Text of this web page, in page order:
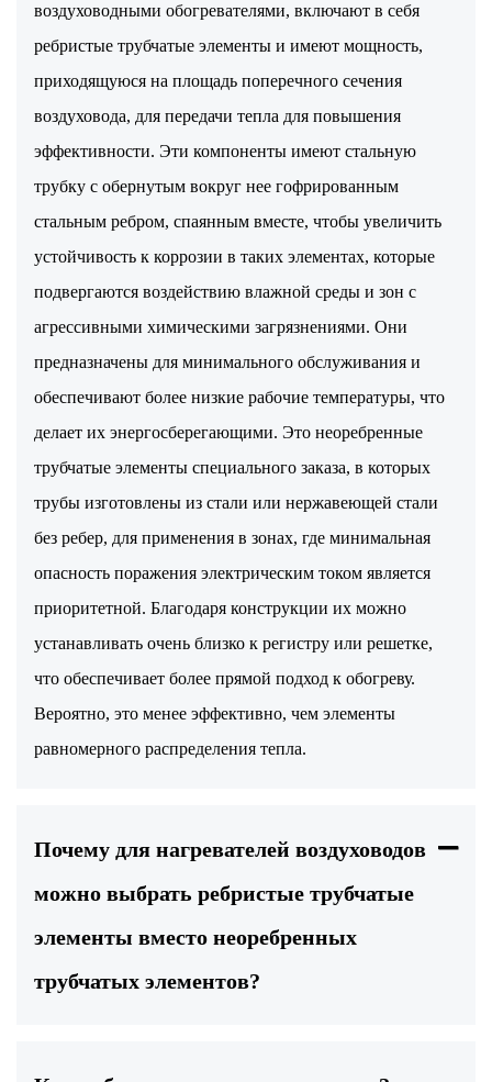
воздуховодными обогревателями, включают в себя
ребристые трубчатые элементы и имеют мощность,
приходящуюся на площадь поперечного сечения
воздуховода, для передачи тепла для повышения
эффективности. Эти компоненты имеют стальную
трубку с обернутым вокруг нее гофрированным
стальным ребром, спаянным вместе, чтобы увеличить
устойчивость к коррозии в таких элементах, которые
подвергаются воздействию влажной среды и зон с
агрессивными химическими загрязнениями. Они
предназначены для минимального обслуживания и
обеспечивают более низкие рабочие температуры, что
делает их энергосберегающими. Это неоребренные
трубчатые элементы специального заказа, в которых
трубы изготовлены из стали или нержавеющей стали
без ребер, для применения в зонах, где минимальная
опасность поражения электрическим током является
приоритетной. Благодаря конструкции их можно
устанавливать очень близко к регистру или решетке,
что обеспечивает более прямой подход к обогреву.
Вероятно, это менее эффективно, чем элементы
равномерного распределения тепла.
Почему для нагревателей воздуховодов
можно выбрать ребристые трубчатые
элементы вместо неоребренных
трубчатых элементов?